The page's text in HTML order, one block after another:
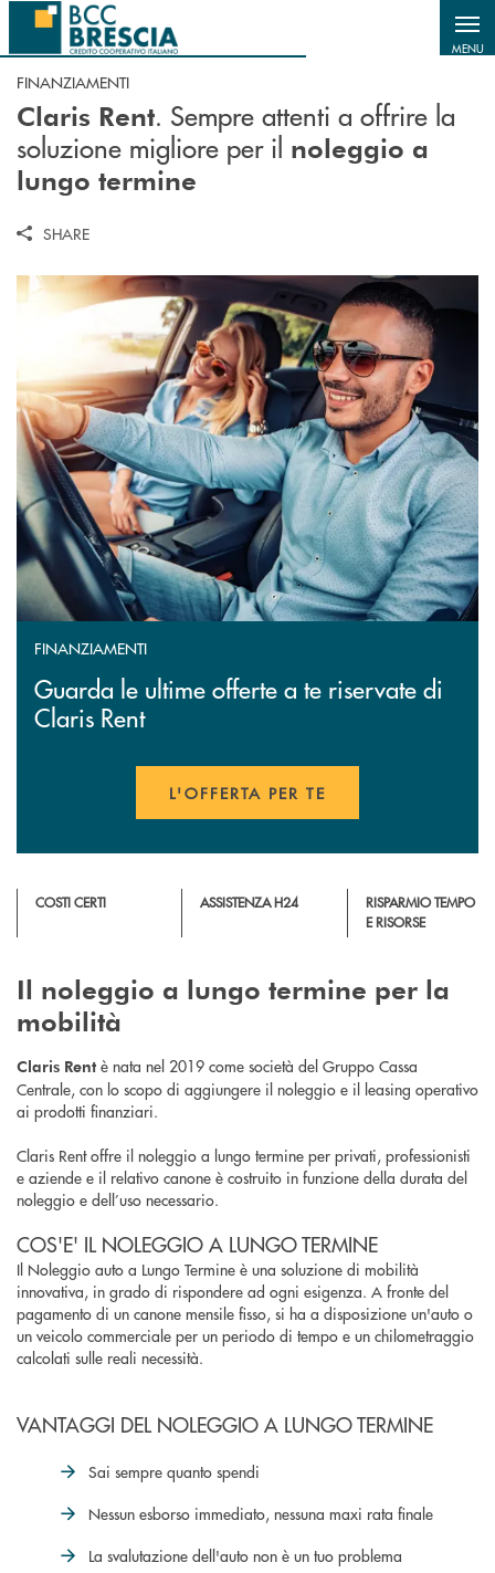
Salta al contenuto principale
MENU
FINANZIAMENTI
Claris Rent. Sempre attenti a offrire la
soluzione migliore per il noleggio a
lungo termine
SHARE
FINANZIAMENTI
Guarda le ultime offerte a te riservate di
Claris Rent
L'OFFERTA PER TE
COSTI CERTI ASSISTENZA H24
RISPARMIO TEMPO
E RISORSE
Il noleggio a lungo termine per la
mobilità
Claris Rent è nata nel 2019 come società del Gruppo Cassa
Centrale, con lo scopo di aggiungere il noleggio e il leasing operativo
ai prodotti finanziari.
Claris Rent offre il noleggio a lungo termine per privati, professionisti
e aziende e il relativo canone è costruito in funzione della durata del
noleggio e dell’uso necessario.
COS'E' IL NOLEGGIO A LUNGO TERMINE
Il Noleggio auto a Lungo Termine è una soluzione di mobilità
innovativa, in grado di rispondere ad ogni esigenza. A fronte del
pagamento di un canone mensile fisso, si ha a disposizione un'auto o
un veicolo commerciale per un periodo di tempo e un chilometraggio
calcolati sulle reali necessità.
VANTAGGI DEL NOLEGGIO A LUNGO TERMINE
Sai sempre quanto spendi
Nessun esborso immediato, nessuna maxi rata finale
La svalutazione dell'auto non è un tuo problema